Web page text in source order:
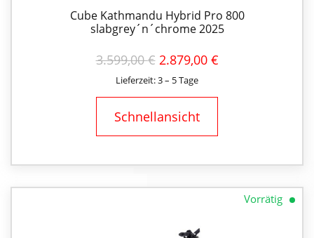
Cube Kathmandu Hybrid Pro 800
slabgrey´n´chrome 2025
3.599,00€ URSPRÜNGLICHER
PREIS
WAR:
3.599,00 €
2.879,00 €AKTUELLER
Lieferzeit: 3 – 5 Tage
Schnellansicht
Vorrätig